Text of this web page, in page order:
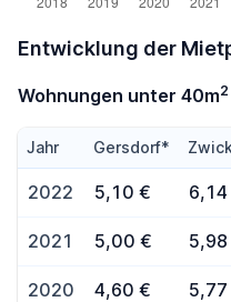
Entwicklung der
Wohnungen unter 40m2
Jahr Gersdorf*
2022 5,10 € 6,14
2021 5,00 € 5,98
2020 4,60 € 5,77